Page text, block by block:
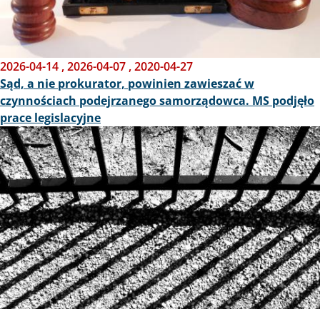
2026-04-14 ,2026-04-07 ,2020-04-27
Sąd, a nie prokurator, powinien zawieszać w
czynnościach podejrzanego samorządowca. MS podjęło
prace legislacyjne
Obraz